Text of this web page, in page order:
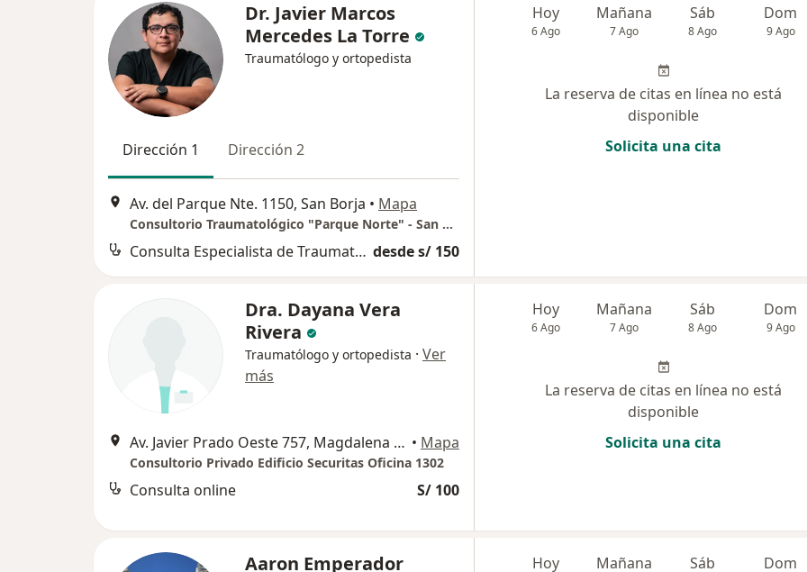
Dr. Javier Marcos
Mercedes La Torre
Traumatólogo y ortopedista
Dirección 1 Dirección 2
Av. del Parque Nte. 1150, San Borja • Mapa
Consultorio Traumatológico "Parque Norte" - San Borja - Av. Del Parque Norte # 1150 - Consultorio 806
Consulta Especialista de Traumatologia desde s/ 150
Hoy
6 Ago
Mañana
7 Ago
Sáb
8 Ago
Dom
9 Ago
La reserva de citas en línea no está
disponible
Solicita una cita
Dra. Dayana Vera
Rivera
Traumatólogo y ortopedista · Ver
más
Av. Javier Prado Oeste 757, Magdalena del Mar • Mapa
Consultorio Privado Edificio Securitas Oficina 1302
Consulta online S/ 100
Hoy
6 Ago
Mañana
7 Ago
Sáb
8 Ago
Dom
9 Ago
La reserva de citas en línea no está
disponible
Solicita una cita
Aaron Emperador
Hoy Mañana Sáb Dom